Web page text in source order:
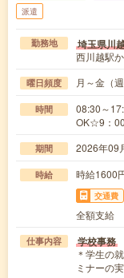
派遣
勤務地 埼玉県川
西川越駅
曜日頻度 月～金（週
時間
08:30～
OK☆9：
期間 2026年09
時給 時給1600
交通費
全額支給
仕事内容 学校事務
＊学生の
ミナーの